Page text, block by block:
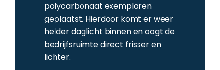
polycarbonaat exemplaren
geplaatst. Hierdoor komt er weer
helder daglicht binnen en oogt de
bedrijfsruimte direct frisser en
lichter.